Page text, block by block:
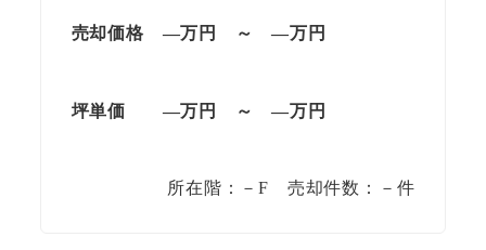
売却価格 —万円 ～—万円
坪単価 —万円 ～—万円
所在階：－F 売却件数：－件